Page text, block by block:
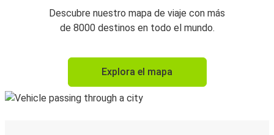
Descubre nuestro mapa de viaje con más
de 8000 destinos en todo el mundo.
Explora el mapa